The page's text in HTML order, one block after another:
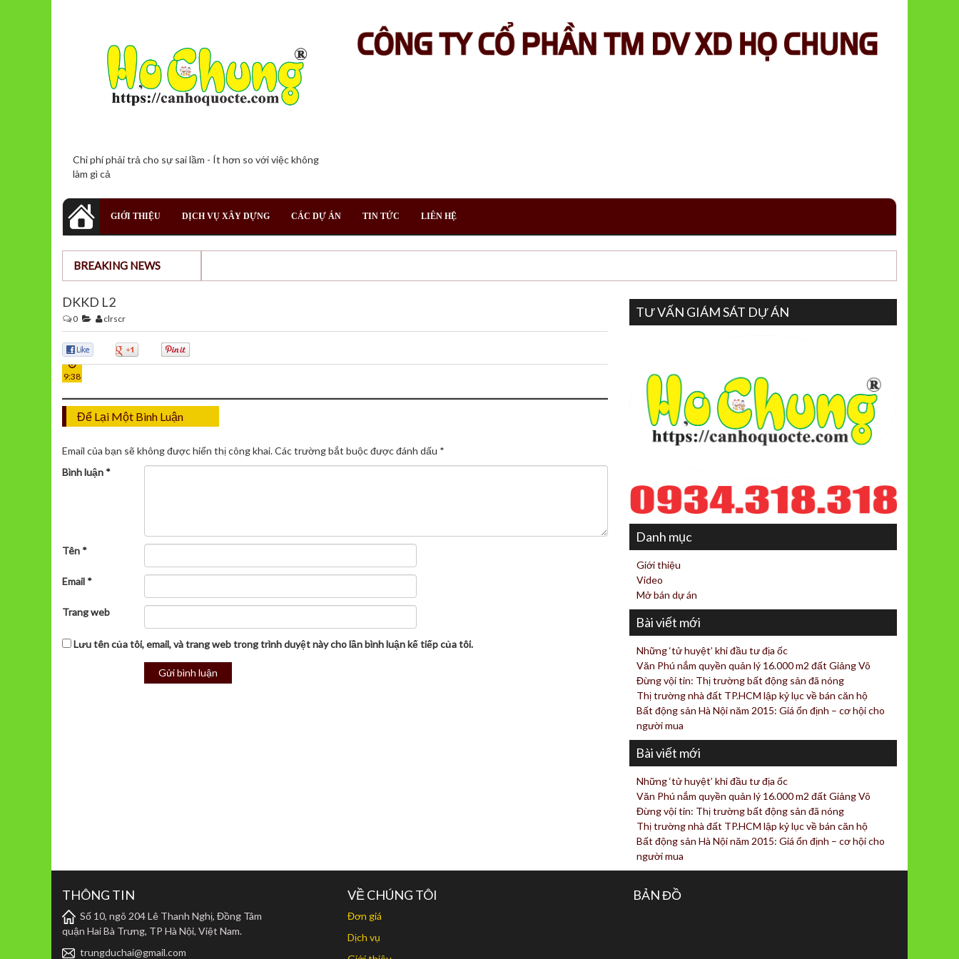
Chi phí phải trả cho sự sai lầm - Ít hơn so với việc không
làm gì cả
GIỚI THIỆU DỊCH VỤ XÂY DỰNG CÁC DỰ ÁN TIN TỨC LIÊN HỆ
BREAKING NEWS
DKKD L2
0
clrscr
04
TH1
9:38
Để Lại Một Bình Luận
Email của bạn sẽ không được hiển thị công khai.Các trường bắt buộc được đánh dấu *
Bình luận *
Tên *
Email *
Trang web
Lưu tên của tôi, email, và trang web trong trình duyệt này cho lần bình luận kế tiếp của tôi.
TƯ VẤN GIÁM SÁT DỰ ÁN
Danh mục
Giới thiệu
Video
Mở bán dự án
Bài viết mới
Những ‘tử huyệt’ khi đầu tư địa ốc
Văn Phú nắm quyền quản lý 16.000 m2 đất Giảng Võ
Đừng vội tin: Thị trường bất động sản đã nóng
Thị trường nhà đất TP.HCM lập kỷ lục về bán căn hộ
Bất động sản Hà Nội năm 2015: Giá ổn định – cơ hội cho
người mua
Bài viết mới
Những ‘tử huyệt’ khi đầu tư địa ốc
Văn Phú nắm quyền quản lý 16.000 m2 đất Giảng Võ
Đừng vội tin: Thị trường bất động sản đã nóng
Thị trường nhà đất TP.HCM lập kỷ lục về bán căn hộ
Bất động sản Hà Nội năm 2015: Giá ổn định – cơ hội cho
người mua
THÔNG TIN
Số 10, ngõ 204 Lê Thanh Nghị, Đồng Tâm
quận Hai Bà Trưng, TP Hà Nội, Việt Nam.
trungduchai@gmail.com
VỀ CHÚNG TÔI
Đơn giá
Dịch vụ
BẢN ĐỒ